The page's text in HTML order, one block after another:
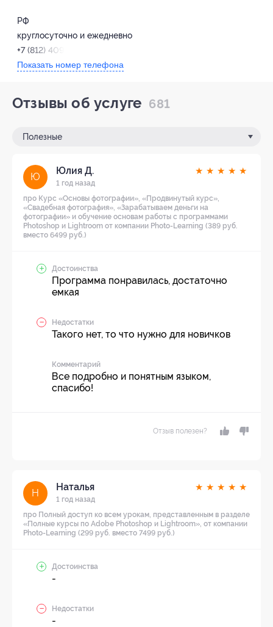
РФ
круглосуточно и ежедневно
+7 (812) 409-31-44
Показать номер телефона
Отзывы об услуге 681
Полезные
Ю
Юлия Д.
1 год назад
★ ★ ★ ★ ★
про Курс «Основы фотографии», «Продвинутый курс»,
«Свадебная фотография», «Зарабатываем деньги на
фотографии» и обучение основам работы с программами
Photoshop и Lightroom от компании Photo-Learning (389 руб.
вместо 6499 руб.)
Достоинства
Программа понравилась, достаточно
емкая
Недостатки
Такого нет, то что нужно для новичков
Комментарий
Все подробно и понятным языком,
спасибо!
Отзыв полезен?
Н
Наталья
1 год назад
★ ★ ★ ★ ★
про Полный доступ ко всем урокам, представленным в разделе
«Полные курсы по Adobe Photoshop и Lightroom», от компании
Photo-Learning (299 руб. вместо 7499 руб.)
Достоинства
-
Недостатки
-